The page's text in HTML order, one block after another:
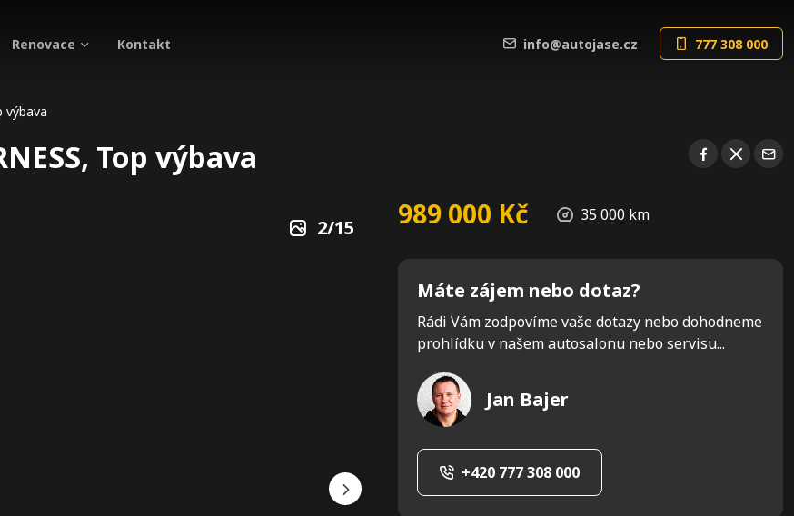
info@autojase.cz 777 308 000
Renovace Kontakt
výbava
Top výbava
2/15 989 000 Kč 35 000 km
Máte zájem nebo dotaz?
Rádi Vám zodpovíme vaše dotazy nebo dohodneme
prohlídku v našem autosalonu nebo servisu...
Jan Bajer
+420 777 308 000